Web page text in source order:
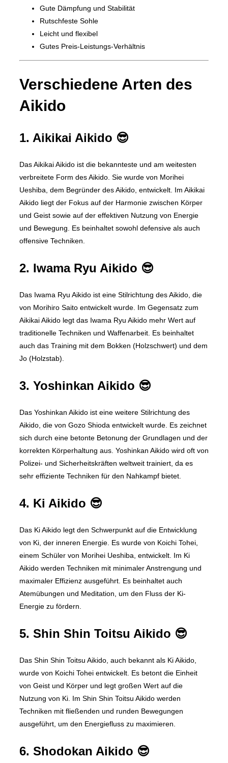
Gute Dämpfung und Stabilität
Rutschfeste Sohle
Leicht und flexibel
Gutes Preis-Leistungs-Verhältnis
Verschiedene Arten des
Aikido
1. Aikikai Aikido 😎
Das Aikikai Aikido ist die bekannteste und am weitesten
verbreitete Form des Aikido. Sie wurde von Morihei
Ueshiba, dem Begründer des Aikido, entwickelt. Im Aikikai
Aikido liegt der Fokus auf der Harmonie zwischen Körper
und Geist sowie auf der effektiven Nutzung von Energie
und Bewegung. Es beinhaltet sowohl defensive als auch
offensive Techniken.
2. Iwama Ryu Aikido 😎
Das Iwama Ryu Aikido ist eine Stilrichtung des Aikido, die
von Morihiro Saito entwickelt wurde. Im Gegensatz zum
Aikikai Aikido legt das Iwama Ryu Aikido mehr Wert auf
traditionelle Techniken und Waffenarbeit. Es beinhaltet
auch das Training mit dem Bokken (Holzschwert) und dem
Jo (Holzstab).
3. Yoshinkan Aikido 😎
Das Yoshinkan Aikido ist eine weitere Stilrichtung des
Aikido, die von Gozo Shioda entwickelt wurde. Es zeichnet
sich durch eine betonte Betonung der Grundlagen und der
korrekten Körperhaltung aus. Yoshinkan Aikido wird oft von
Polizei- und Sicherheitskräften weltweit trainiert, da es
sehr effiziente Techniken für den Nahkampf bietet.
4. Ki Aikido 😎
Das Ki Aikido legt den Schwerpunkt auf die Entwicklung
von Ki, der inneren Energie. Es wurde von Koichi Tohei,
einem Schüler von Morihei Ueshiba, entwickelt. Im Ki
Aikido werden Techniken mit minimaler Anstrengung und
maximaler Effizienz ausgeführt. Es beinhaltet auch
Atemübungen und Meditation, um den Fluss der Ki-
Energie zu fördern.
5. Shin Shin Toitsu Aikido 😎
Das Shin Shin Toitsu Aikido, auch bekannt als Ki Aikido,
wurde von Koichi Tohei entwickelt. Es betont die Einheit
von Geist und Körper und legt großen Wert auf die
Nutzung von Ki. Im Shin Shin Toitsu Aikido werden
Techniken mit fließenden und runden Bewegungen
ausgeführt, um den Energiefluss zu maximieren.
6. Shodokan Aikido 😎